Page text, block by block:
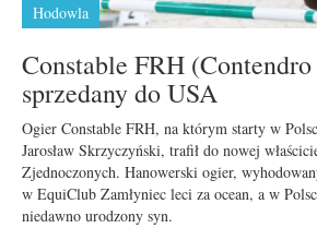
Hodowla
Constable FRH
sprzedany do USA
Ogier Constable FRH, na którym starty w
Jarosław Skrzyczyński, trafił do nowej
Zjednoczonych. Hanowerski ogier,
w EquiClub Zamłyniec leci za ocean, a w
niedawno urodzony syn.